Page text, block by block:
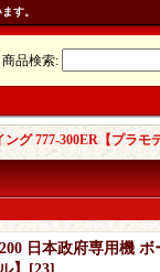
す。
商品検索:
グ 777-300ER【プラモ
日本政府専用機 ボ